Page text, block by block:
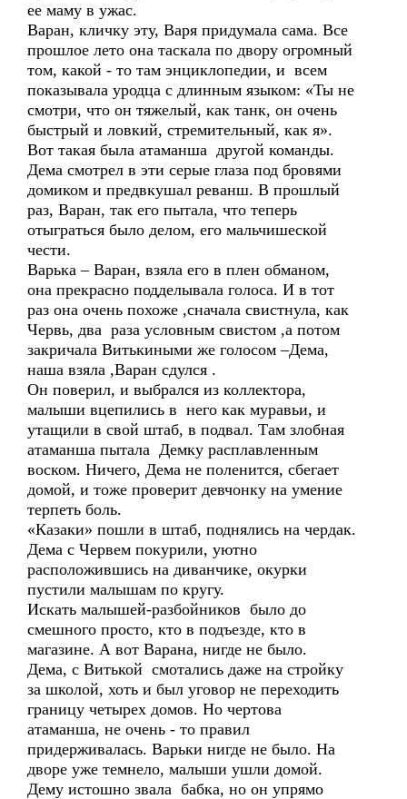
ее маму в ужас.
Варан, кличку эту, Варя придумала сама. Все
прошлое лето она таскала по двору огромный
том, какой - то там энциклопедии, и всем
показывала уродца с длинным языком: «Ты не
смотри, что он тяжелый, как танк, он очень
быстрый и ловкий, стремительный, как я».
Вот такая была атаманша другой команды.
Дема смотрел в эти серые глаза под бровями
домиком и предвкушал реванш. В прошлый
раз, Варан, так его пытала, что теперь
отыграться было делом, его мальчишеской
чести.
Варька – Варан, взяла его в плен обманом,
она прекрасно подделывала голоса. И в тот
раз она очень похоже ,сначала свистнула, как
Червь, два раза условным свистом ,а потом
закричала Витькиными же голосом –Дема,
наша взяла ,Варан сдулся .
Он поверил, и выбрался из коллектора,
малыши вцепились в него как муравьи, и
утащили в свой штаб, в подвал. Там злобная
атаманша пытала Демку расплавленным
воском. Ничего, Дема не поленится, сбегает
домой, и тоже проверит девчонку на умение
терпеть боль.
«Казаки» пошли в штаб, поднялись на чердак.
Дема с Червем покурили, уютно
расположившись на диванчике, окурки
пустили малышам по кругу.
Искать малышей-разбойников было до
смешного просто, кто в подъезде, кто в
магазине. А вот Варана, нигде не было.
Дема, с Витькой смотались даже на стройку
за школой, хоть и был уговор не переходить
границу четырех домов. Но чертова
атаманша, не очень - то правил
придерживалась. Варьки нигде не было. На
дворе уже темнело, малыши ушли домой.
Дему истошно звала бабка, но он упрямо